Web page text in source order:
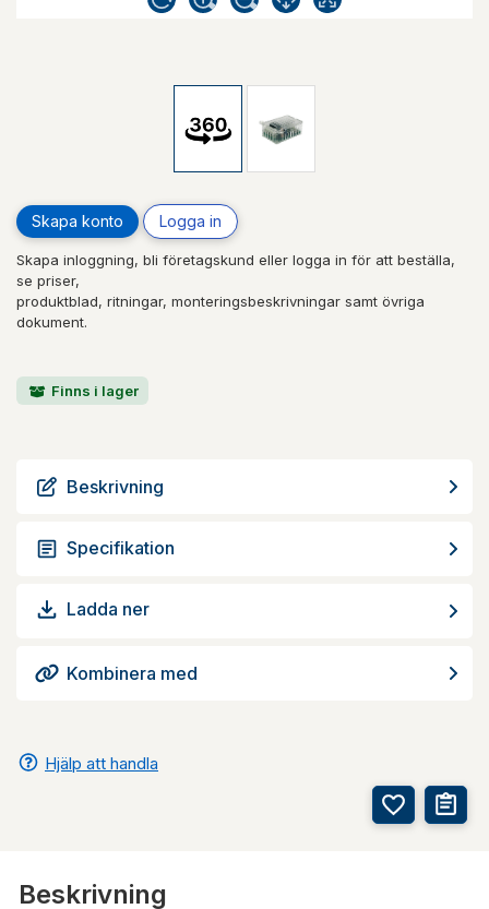
Skapa konto Logga in
Skapa inloggning, bli företagskund eller logga in för att beställa,
se priser,
produktblad, ritningar, monteringsbeskrivningar samt övriga
dokument.
Finns i lager
Beskrivning
Specifikation
Ladda ner
Kombinera med
Hjälp att handla
Beskrivning